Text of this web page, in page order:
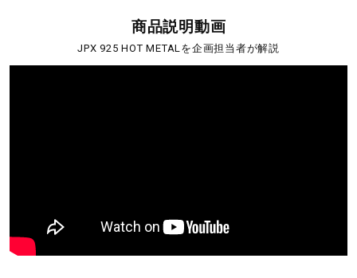
商品説明動画
JPX 925 HOT METALを企画担当者が解説